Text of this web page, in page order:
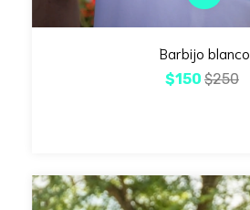
Barbijo blanco
$150 $250